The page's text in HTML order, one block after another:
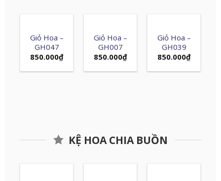
Giỏ Hoa –
GH047
850.000₫
Giỏ Hoa –
GH007
850.000₫
Giỏ Hoa –
GH039
850.000₫
KỆ HOA CHIA BUỒN